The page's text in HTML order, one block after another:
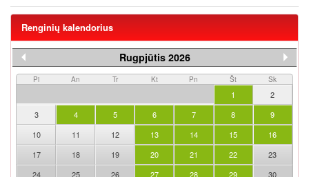
Renginių kalendorius
Rugpjūtis 2026
Pi An Tr Kt Pn Št Sk
1
2
3
4 5 6 7 8
9
10
11 12 13 14 15
16
17
18 19 20 21 22
23
24
25 26 27 28 29 30